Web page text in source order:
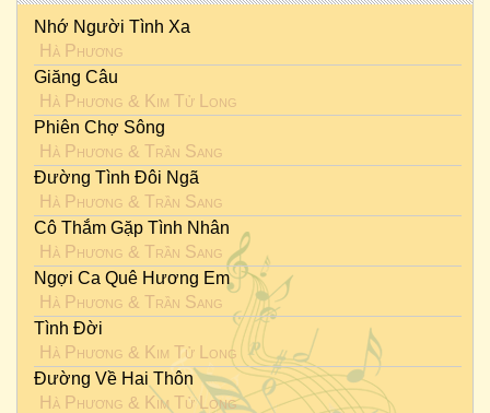
Nhớ Người Tình Xa
Hà Phương
Giăng Câu
Hà Phương & Kim Tử Long
Phiên Chợ Sông
Hà Phương & Trần Sang
Đường Tình Đôi Ngã
Hà Phương & Trần Sang
Cô Thắm Gặp Tình Nhân
Hà Phương & Trần Sang
Ngợi Ca Quê Hương Em
Hà Phương & Trần Sang
Tình Đời
Hà Phương & Kim Tử Long
Đường Về Hai Thôn
Hà Phương & Kim Tử Long